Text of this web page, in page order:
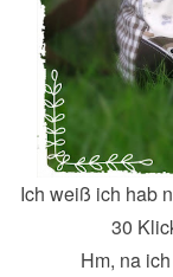
Ich weiß ich hab
30
Hm, na